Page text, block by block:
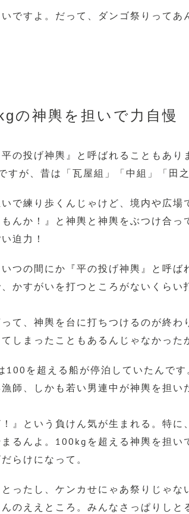
ですよ。だって、ダンゴ祭りってあ
の神輿を担いで力自慢
の投げ神輿』と呼ばれることもあり
が、昔は「瓦屋組」「中組」「田之
で練り歩くんじゃけど、境内や広場
んか！』と神輿と神輿をぶつけ合っ
迫力！
つの間にか『平の投げ神輿』と呼ば
かすがいを打つところがないくらい
て、神輿を台に打ちつけるのが終わ
しまったこともあるんじゃなかった
を超える船が停泊していたんです
師、しかも若い男連中が神輿を担い
』という負けん気が生まれる。特に
るんよ。100kgを超える神輿を担い
らけになって。
ったし、ケンカせにゃあ祭りじゃな
のええところ。みんなさっぱりしと